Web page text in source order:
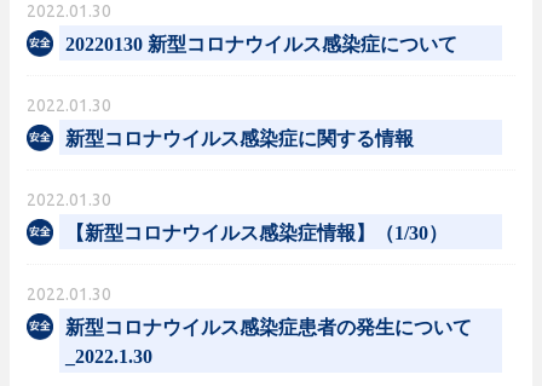
2022.01.30
20220130 新型コロナウイルス感染症について
2022.01.30
新型コロナウイルス感染症に関する情報
2022.01.30
【新型コロナウイルス感染症情報】（1/30）
2022.01.30
新型コロナウイルス感染症患者の発生について
_2022.1.30